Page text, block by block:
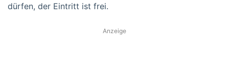
dürfen, der Eintritt ist frei.
Anzeige